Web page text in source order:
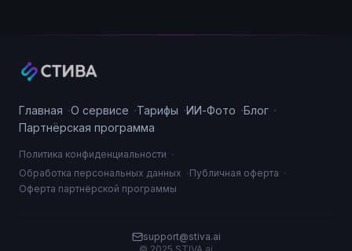
Главная ·О сервисе ·Тарифы ·ИИ-Фото ·Блог ·
Партнёрская программа
Политика конфиденциальности ·
Обработка персональных данных ·Публичная оферта ·
Оферта партнёрской программы
support@stiva.ai